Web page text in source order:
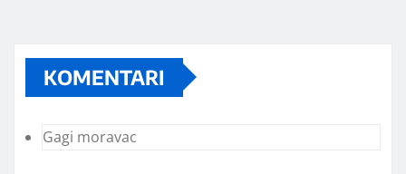
KOMENTARI
Gagi moravac